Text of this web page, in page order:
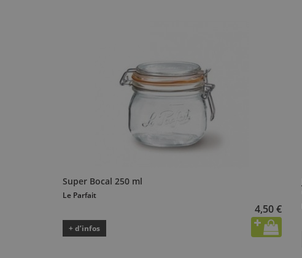
Super Bocal 250 ml
Le Parfait
4,50 €
+ d’infos